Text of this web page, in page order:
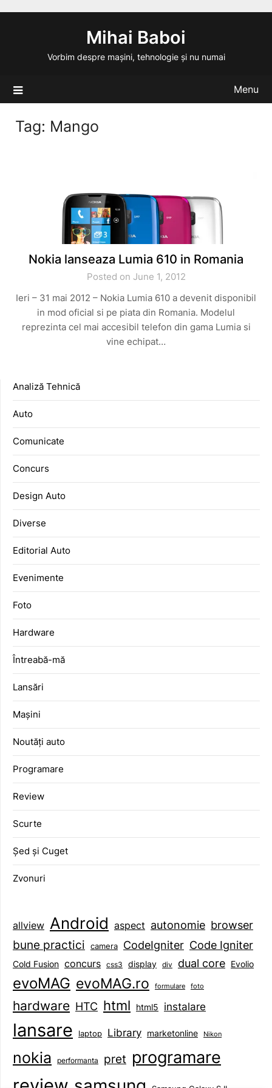
Mihai Baboi
Vorbim despre mașini, tehnologie și nu numai
Menu
Tag: Mango
Nokia lanseaza Lumia 610 in Romania
Posted on June 1, 2012
Ieri – 31 mai 2012 – Nokia Lumia 610 a devenit disponibil
in mod oficial si pe piata din Romania. Modelul
reprezinta cel mai accesibil telefon din gama Lumia si
vine echipat…
Analiză Tehnică
Auto
Comunicate
Concurs
Design Auto
Diverse
Editorial Auto
Evenimente
Foto
Hardware
Întreabă-mă
Lansări
Mașini
Noutăți auto
Programare
Review
Scurte
Șed și Cuget
Zvonuri
allview Android aspect autonomie browser
bune practici camera CodeIgniter Code Igniter
Cold Fusion concurs css3 display div dual core Evolio
evoMAG evoMAG.ro formulare foto
hardware HTC html html5 instalare
lansare laptop Library marketonline Nikon
nokia performanta pret programare